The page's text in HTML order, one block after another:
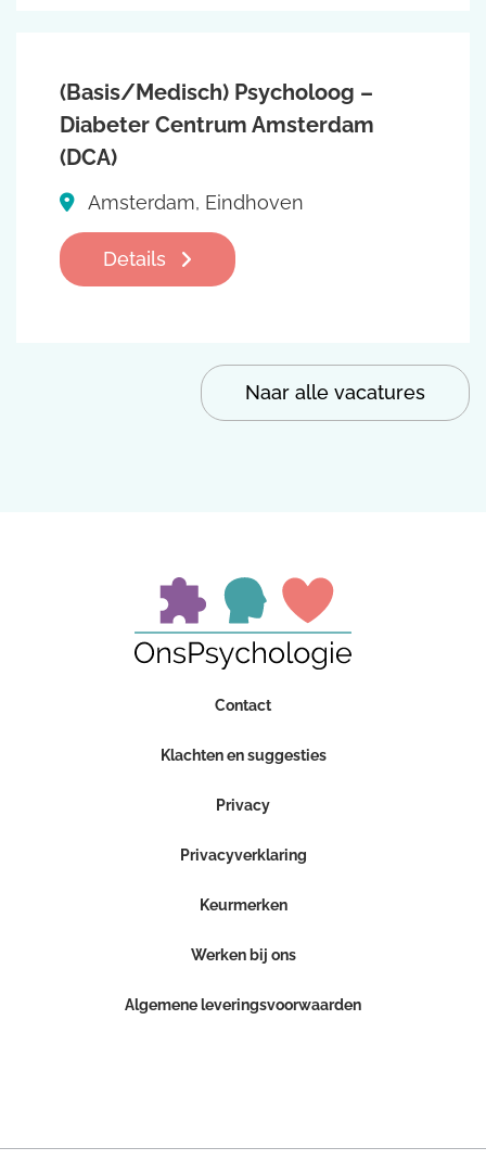
(Basis/Medisch) Psycholoog –
Diabeter Centrum Amsterdam
(DCA)
Amsterdam, Eindhoven
Details
Naar alle vacatures
Contact
Klachten en suggesties
Privacy
Privacyverklaring
Keurmerken
Werken bij ons
Algemene leveringsvoorwaarden